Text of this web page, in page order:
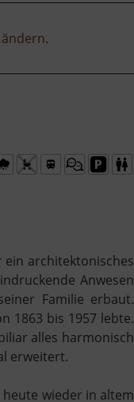
.
ein architektonisches
Anwesen
Familie erbaut.
1863 bis 1957 lebte.
alles harmonisch
erweitert.
wieder in altem